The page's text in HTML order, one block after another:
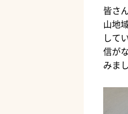
皆さ
山地
して
信が
みま